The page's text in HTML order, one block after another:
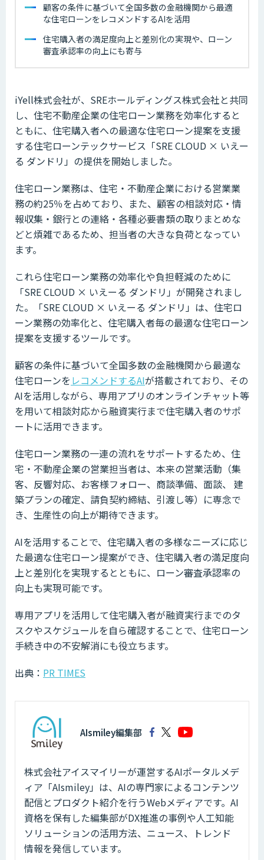
顧客の条件に基づいて全国多数の金融機関から最適
な住宅ローンをレコメンドするAIを活用
住宅購入者の満足度向上と差別化の実現や、ローン
審査承認率の向上にも寄与
iYell株式会社が、SREホールディングス株式会社と共同
し、住宅不動産企業の住宅ローン業務を効率化すると
ともに、住宅購入者への最適な住宅ローン提案を支援
する住宅ローンテックサービス「SRE CLOUD × いえー
る ダンドリ」の提供を開始しました。
住宅ローン業務は、住宅・不動産企業における営業業
務の約25％を占めており、また、顧客の相談対応・情
報収集・銀行との連絡・各種必要書類の取りまとめな
どと煩雑であるため、担当者の大きな負荷となってい
ます。
これら住宅ローン業務の効率化や負担軽減のために
「SRE CLOUD × いえーる ダンドリ」が開発されまし
た。「SRE CLOUD × いえーる ダンドリ」は、住宅ロ
ーン業務の効率化と、住宅購入者毎の最適な住宅ローン
提案を支援するツールです。
顧客の条件に基づいて全国多数の金融機関から最適な
住宅ローンを レコメンドするAIが搭載されており、その
AIを活用しながら、専用アプリのオンラインチャット等
を用いて相談対応から融資実行まで住宅購入者のサポ
ートに活用できます。
住宅ローン業務の一連の流れをサポートするため、住
宅・不動産企業の営業担当者は、本来の営業活動（集
客、反響対応、お客様フォロー、商談準備、面談、 建
築プランの確定、請負契約締結、引渡し等）に専念で
き、生産性の向上が期待できます。
AIを活用することで、住宅購入者の多様なニーズに応じ
た最適な住宅ローン提案ができ、住宅購入者の満足度向
上と差別化を実現するとともに、ローン審査承認率の
向上も実現可能です。
専用アプリを活用して住宅購入者が融資実行までのタ
スクやスケジュールを自ら確認することで、住宅ローン
手続き中の不安解消にも役立ちます。
出典： PR TIMES
AIsmiley編集部
株式会社アイスマイリーが運営するAIポータルメデ
ィア「AIsmiley」は、AIの専門家によるコンテンツ
配信とプロダクト紹介を行うWebメディアです。AI
資格を保有した編集部がDX推進の事例や人工知能
ソリューションの活用方法、ニュース、トレンド
情報を発信しています。